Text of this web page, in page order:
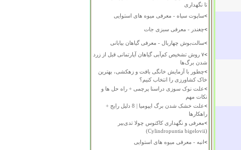
تا نگهداری
>ساپوت سیاه - معرفی میوه های استوایی
>چغندر - معرفی سبزی جات
>سالت‌بوش چهاربال - معرفی گیاهان بیابانی
>
۷ روش تشخیص کم‌آبی گیاهان آپارتمانی قبل از زرد
شدن برگ‌ها
>چطور با آزمایش خانگی بافت و زهکشی، بهترین
خاک کشاورزی را انتخاب کنیم؟
>علت نوک سوزی دراسنا پرچمی + راه حل ها و
نکات مهم
>
علت خشک شدن برگ ایپومیا | 8 دلیل رایج +
راهکارها
>معرفی و نگهداری کاکتوس چولا تدی‌بیر
(Cylindropuntia bigelovii)
>انبه - معرفی میوه های استوایی